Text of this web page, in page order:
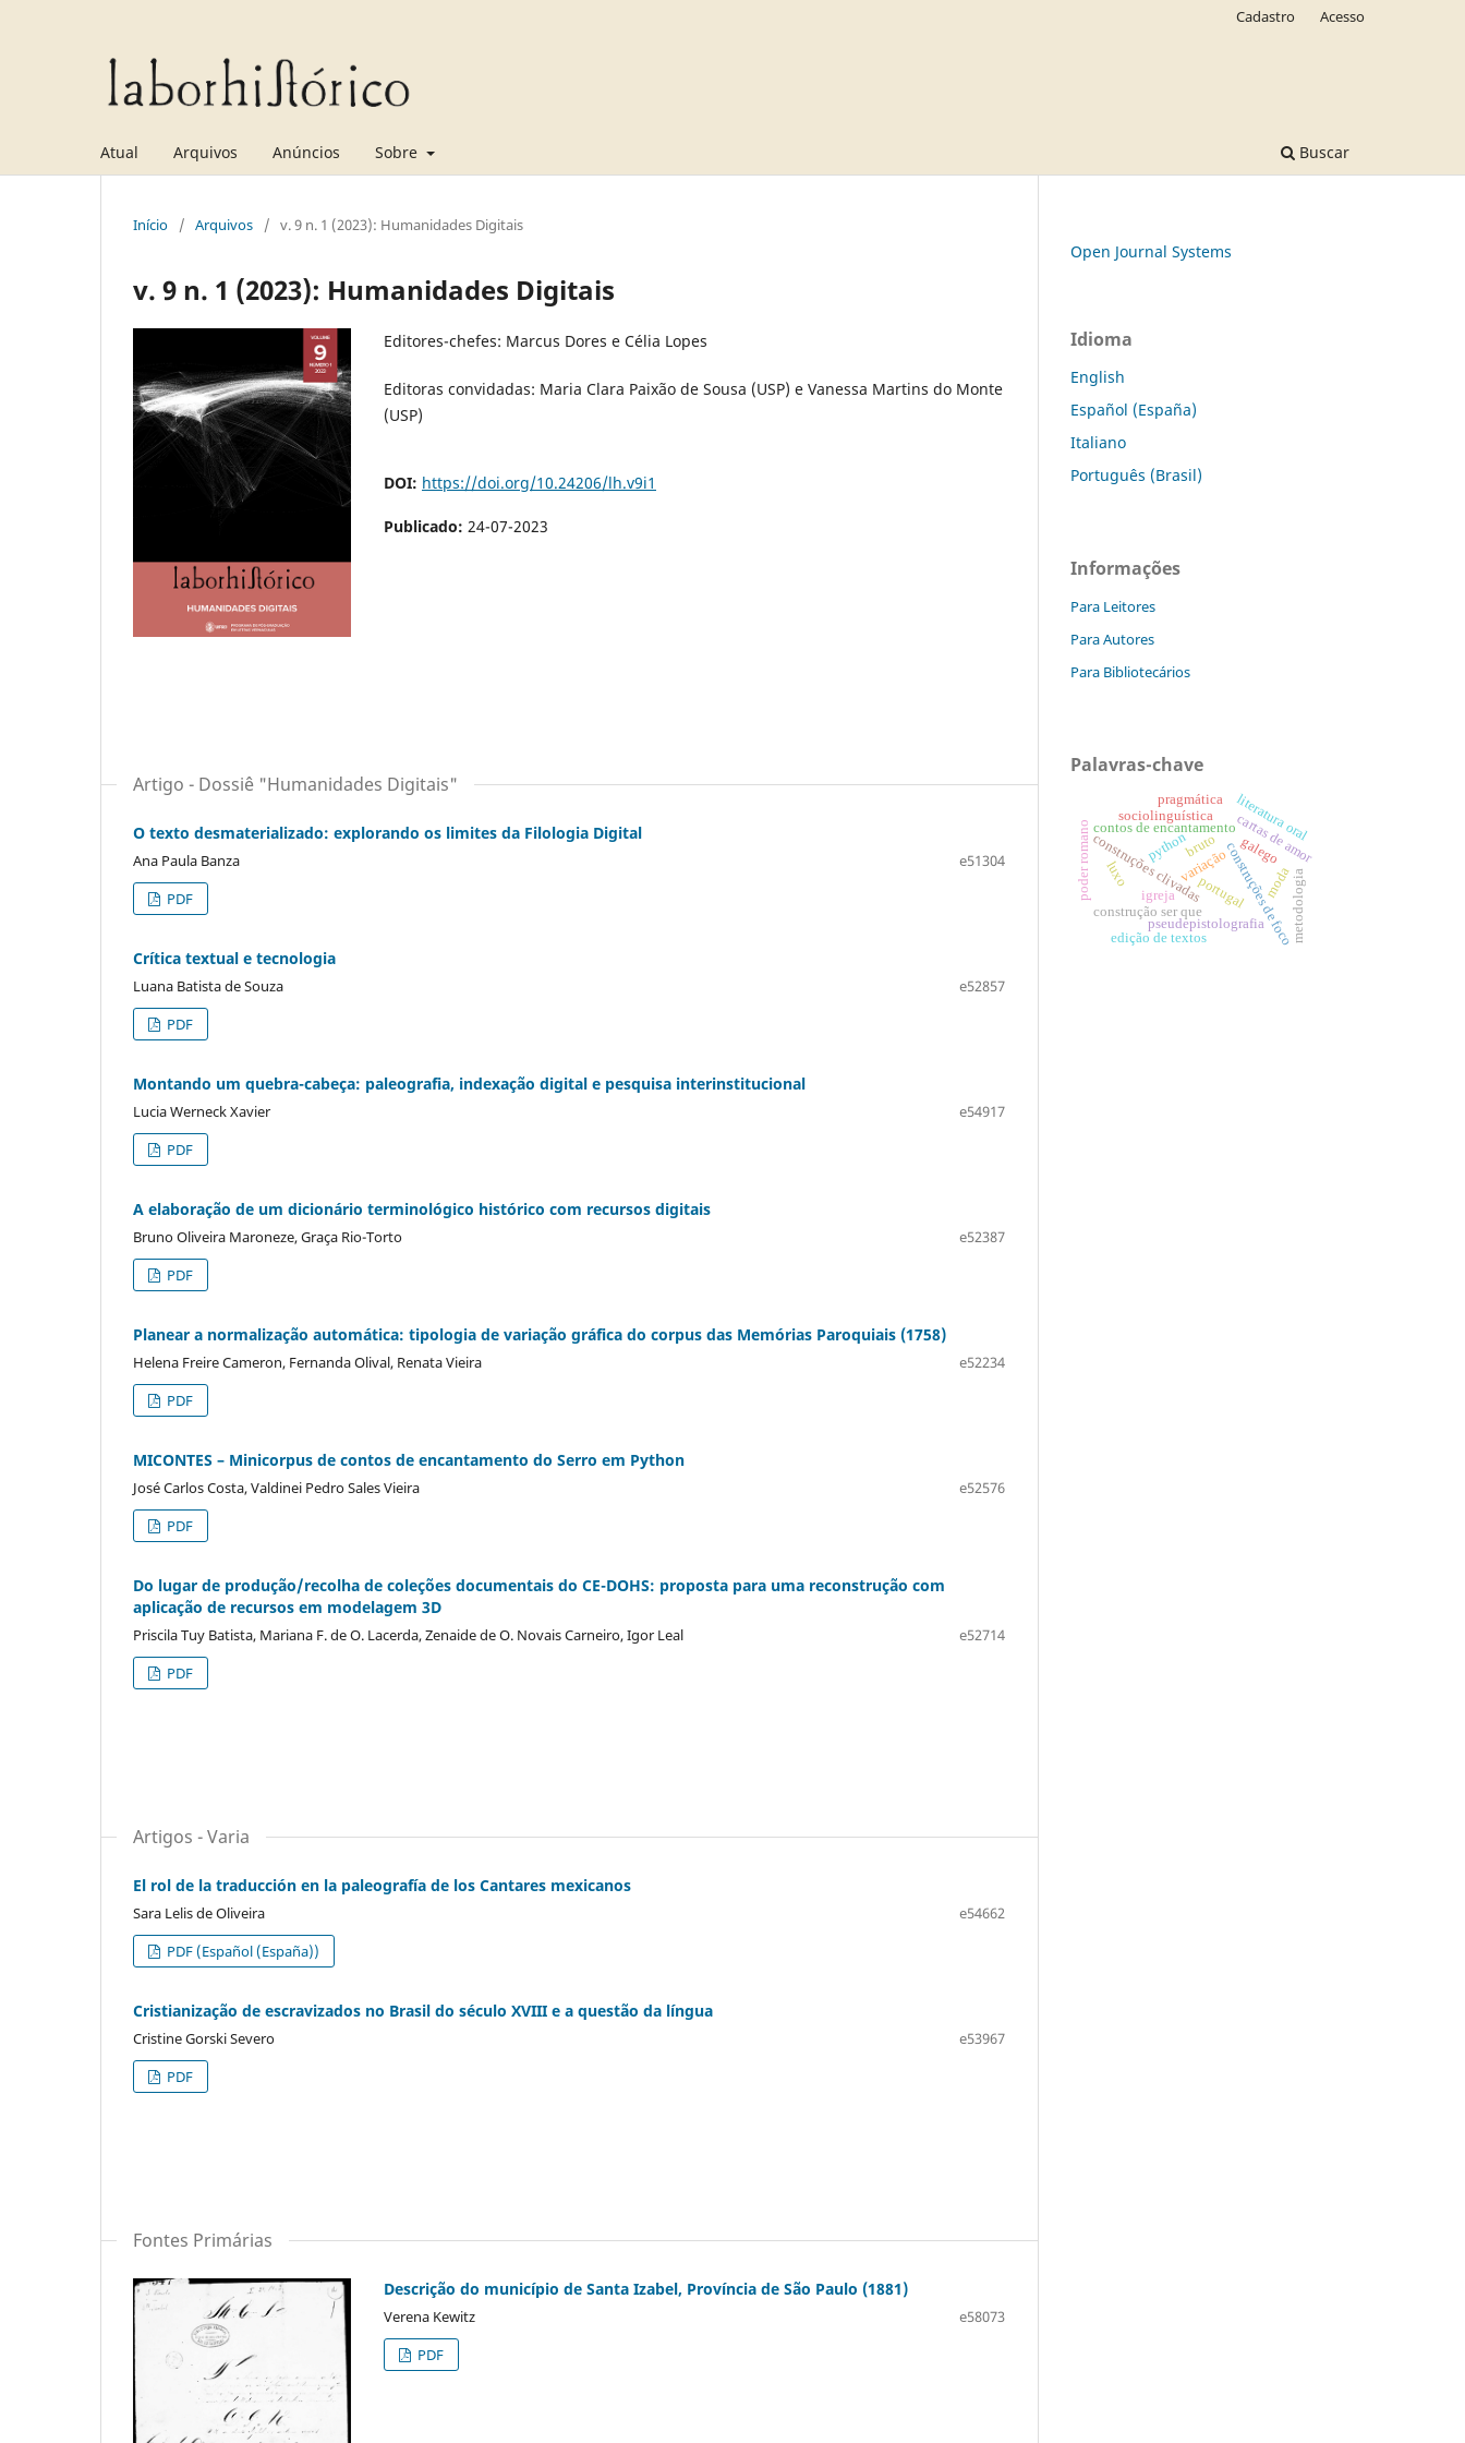
Atual Arquivos Anúncios Sobre Buscar
Cadastro Acesso
Início / Arquivos / v. 9 n. 1 (2023): Humanidades Digitais
v. 9 n. 1 (2023): Humanidades Digitais
Editores-chefes: Marcus Dores e Célia Lopes
Editoras convidadas: Maria Clara Paixão de Sousa (USP) e Vanessa Martins do Monte
(USP)
DOI: https://doi.org/10.24206/lh.v9i1
Publicado: 24-07-2023
Artigo - Dossiê "Humanidades Digitais"
O texto desmaterializado: explorando os limites da Filologia Digital
Ana Paula Banza
e51304
PDF
Crítica textual e tecnologia
Luana Batista de Souza
e52857
PDF
Montando um quebra-cabeça: paleografia, indexação digital e pesquisa interinstitucional
Lucia Werneck Xavier
e54917
PDF
A elaboração de um dicionário terminológico histórico com recursos digitais
Bruno Oliveira Maroneze, Graça Rio-Torto
e52387
PDF
Planear a normalização automática: tipologia de variação gráfica do corpus das Memórias Paroquiais (1758)
Helena Freire Cameron, Fernanda Olival, Renata Vieira
e52234
PDF
MICONTES – Minicorpus de contos de encantamento do Serro em Python
José Carlos Costa, Valdinei Pedro Sales Vieira
e52576
PDF
Do lugar de produção/recolha de coleções documentais do CE-DOHS: proposta para uma reconstrução com
aplicação de recursos em modelagem 3D
Priscila Tuy Batista, Mariana F. de O. Lacerda, Zenaide de O. Novais Carneiro, Igor Leal
e52714
PDF
Artigos - Varia
El rol de la traducción en la paleografía de los Cantares mexicanos
Sara Lelis de Oliveira
e54662
PDF (Español (España))
Cristianização de escravizados no Brasil do século XVIII e a questão da língua
Cristine Gorski Severo
e53967
PDF
Fontes Primárias
Descrição do município de Santa Izabel, Província de São Paulo (1881)
Verena Kewitz
e58073
PDF
Open Journal Systems
Idioma
English
Español (España)
Italiano
Português (Brasil)
Informações
Para Leitores
Para Autores
Para Bibliotecários
Palavras-chave
construções clivadas construções de foco
construção ser que
galego
variação cartas de amor
contos de encantamentoliteratura oral
pythonbruto
pseudepistolografia
poder romano portugal moda
luxo
igreja
sociolinguística
pragmática
metodologia
edição de textos